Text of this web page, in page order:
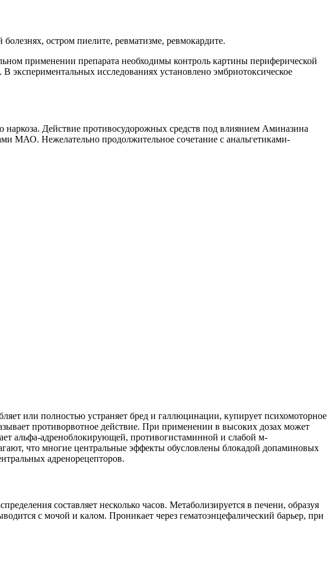
остром пиелите, ревматизме, ревмокардите.
применении препарата необходимы контроль картины периферической
экспериментальных исследованиях установлено эмбриотоксическое
наркоза. Действие противосудорожных средств под влиянием Аминазина
МАО. Нежелательно продолжительное сочетание с анальгетиками-
или полностью устраняет бред и галлюцинации, купирует психомоторное
противорвотное действие. При применении в высоких дозах может
альфа-адреноблокирующей, противогистаминной и слабой м-
что многие центральные эффекты обусловлены блокадой допаминовых
адренорецепторов.
составляет несколько часов. Метаболизируется в печени, образуя
с мочой и калом. Проникает через гематоэнцефалический барьер, при